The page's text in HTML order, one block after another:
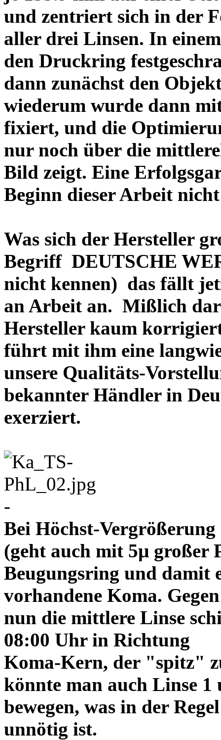
und zentriert sich in der
aller drei Linsen. In
den Druckring
dann zunächst den
wiederum wurde dann
fixiert, und die
nur noch über die
Bild zeigt. Eine
Beginn dieser Arbeit
Was sich der Hersteller
Begriff DEUTSCHE
nicht kennen) das fällt
an Arbeit an. Mißlich
Hersteller kaum
führt mit ihm eine
unsere Qualitäts-
bekannter Händler in
exerziert.
-
Bei Höchst-
(geht auch mit 5µ großer
Beugungsring und damit
vorhandene Koma.
nun die mittlere Linse
08:00 Uhr in Richtung
Koma-Kern, der "spitz"
könnte man auch Linse
bewegen, was in der Regel
unnötig ist.